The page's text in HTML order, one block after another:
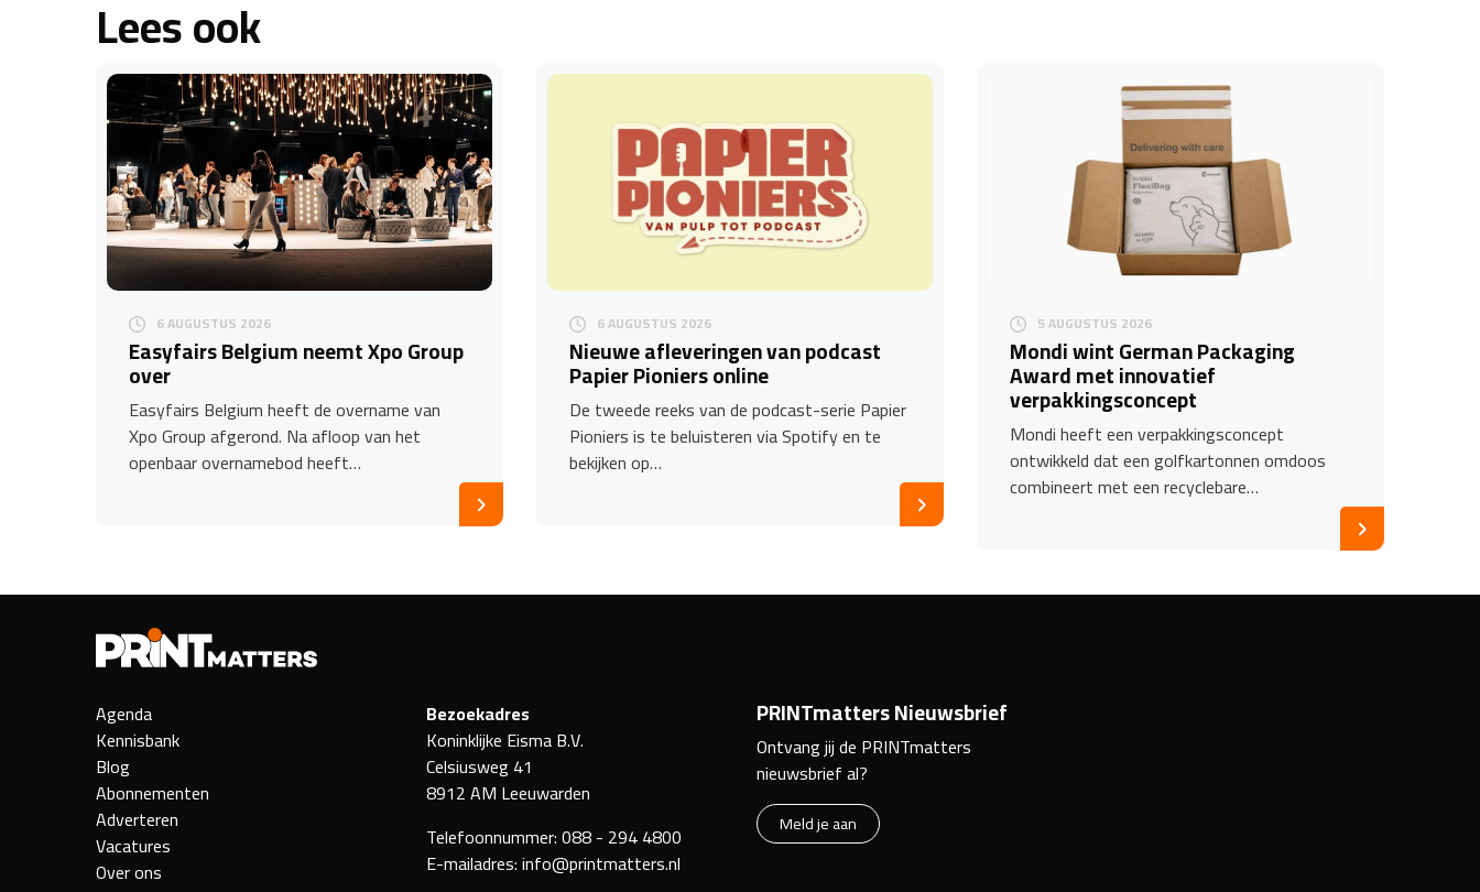
Lees ook
6 AUGUSTUS 2026
Easyfairs Belgium neemt Xpo Group
over
Easyfairs Belgium heeft de overname van
Xpo Group afgerond. Na afloop van het
openbaar overnamebod heeft…
6 AUGUSTUS 2026
Nieuwe afleveringen van podcast
Papier Pioniers online
De tweede reeks van de podcast-serie Papier
Pioniers is te beluisteren via Spotify en te
bekijken op…
5 AUGUSTUS 2026
Mondi wint German Packaging
Award met innovatief
verpakkingsconcept
Mondi heeft een verpakkingsconcept
ontwikkeld dat een golfkartonnen omdoos
combineert met een recyclebare…
Agenda
Kennisbank
Blog
Abonnementen
Adverteren
Vacatures
Over ons
Bezoekadres
Koninklijke Eisma B.V.
Celsiusweg 41
8912 AM Leeuwarden
Telefoonnummer:088 - 294 4800
E-mailadres:info@printmatters.nl
PRINTmatters Nieuwsbrief
Ontvang jij de PRINTmatters
nieuwsbrief al?
Meld je aan